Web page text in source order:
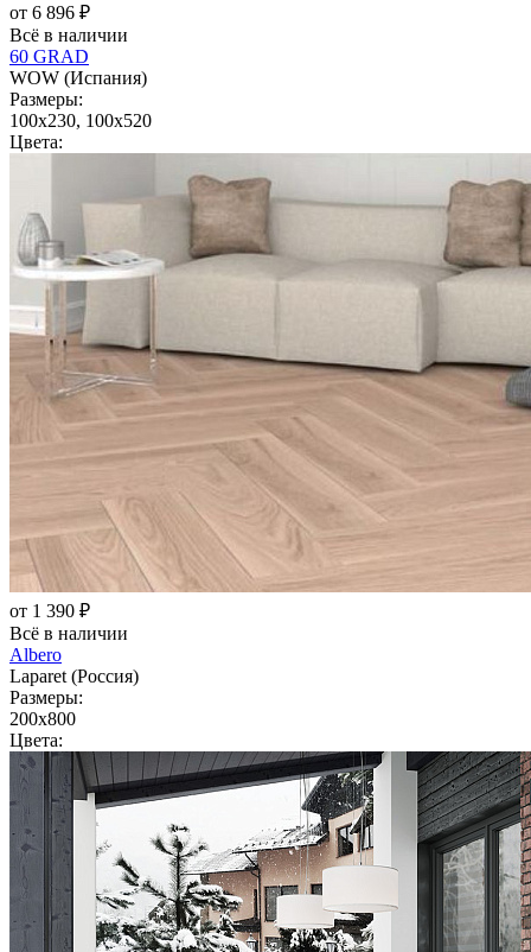
от 6 896 ₽
Всё в наличии
60 GRAD
WOW (Испания)
Размеры:
100x230, 100x520
Цвета:
от 1 390 ₽
Всё в наличии
Albero
Laparet (Россия)
Размеры:
200x800
Цвета: